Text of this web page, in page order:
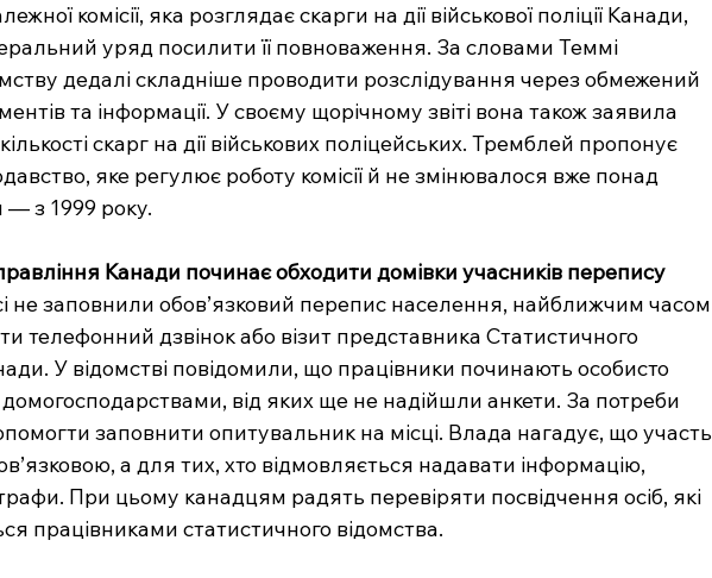
комісії, яка розглядає скарги на дії військової поліції Канади,
уряд посилити її повноваження. За словами Теммі
дедалі складніше проводити розслідування через обмежений
та інформації. У своєму щорічному звіті вона також заявила
скарг на дії військових поліцейських. Тремблей пропонує
яке регулює роботу комісії й не змінювалося вже понад
— з 1999 року.
Канади починає обходити домівки учасників перепису
не заповнили обов’язковий перепис населення, найближчим часом
телефонний дзвінок або візит представника Статистичного
У відомстві повідомили, що працівники починають особисто
домогосподарствами, від яких ще не надійшли анкети. За потреби
заповнити опитувальник на місці. Влада нагадує, що участь
а для тих, хто відмовляється надавати інформацію,
При цьому канадцям радять перевіряти посвідчення осіб, які
працівниками статистичного відомства.